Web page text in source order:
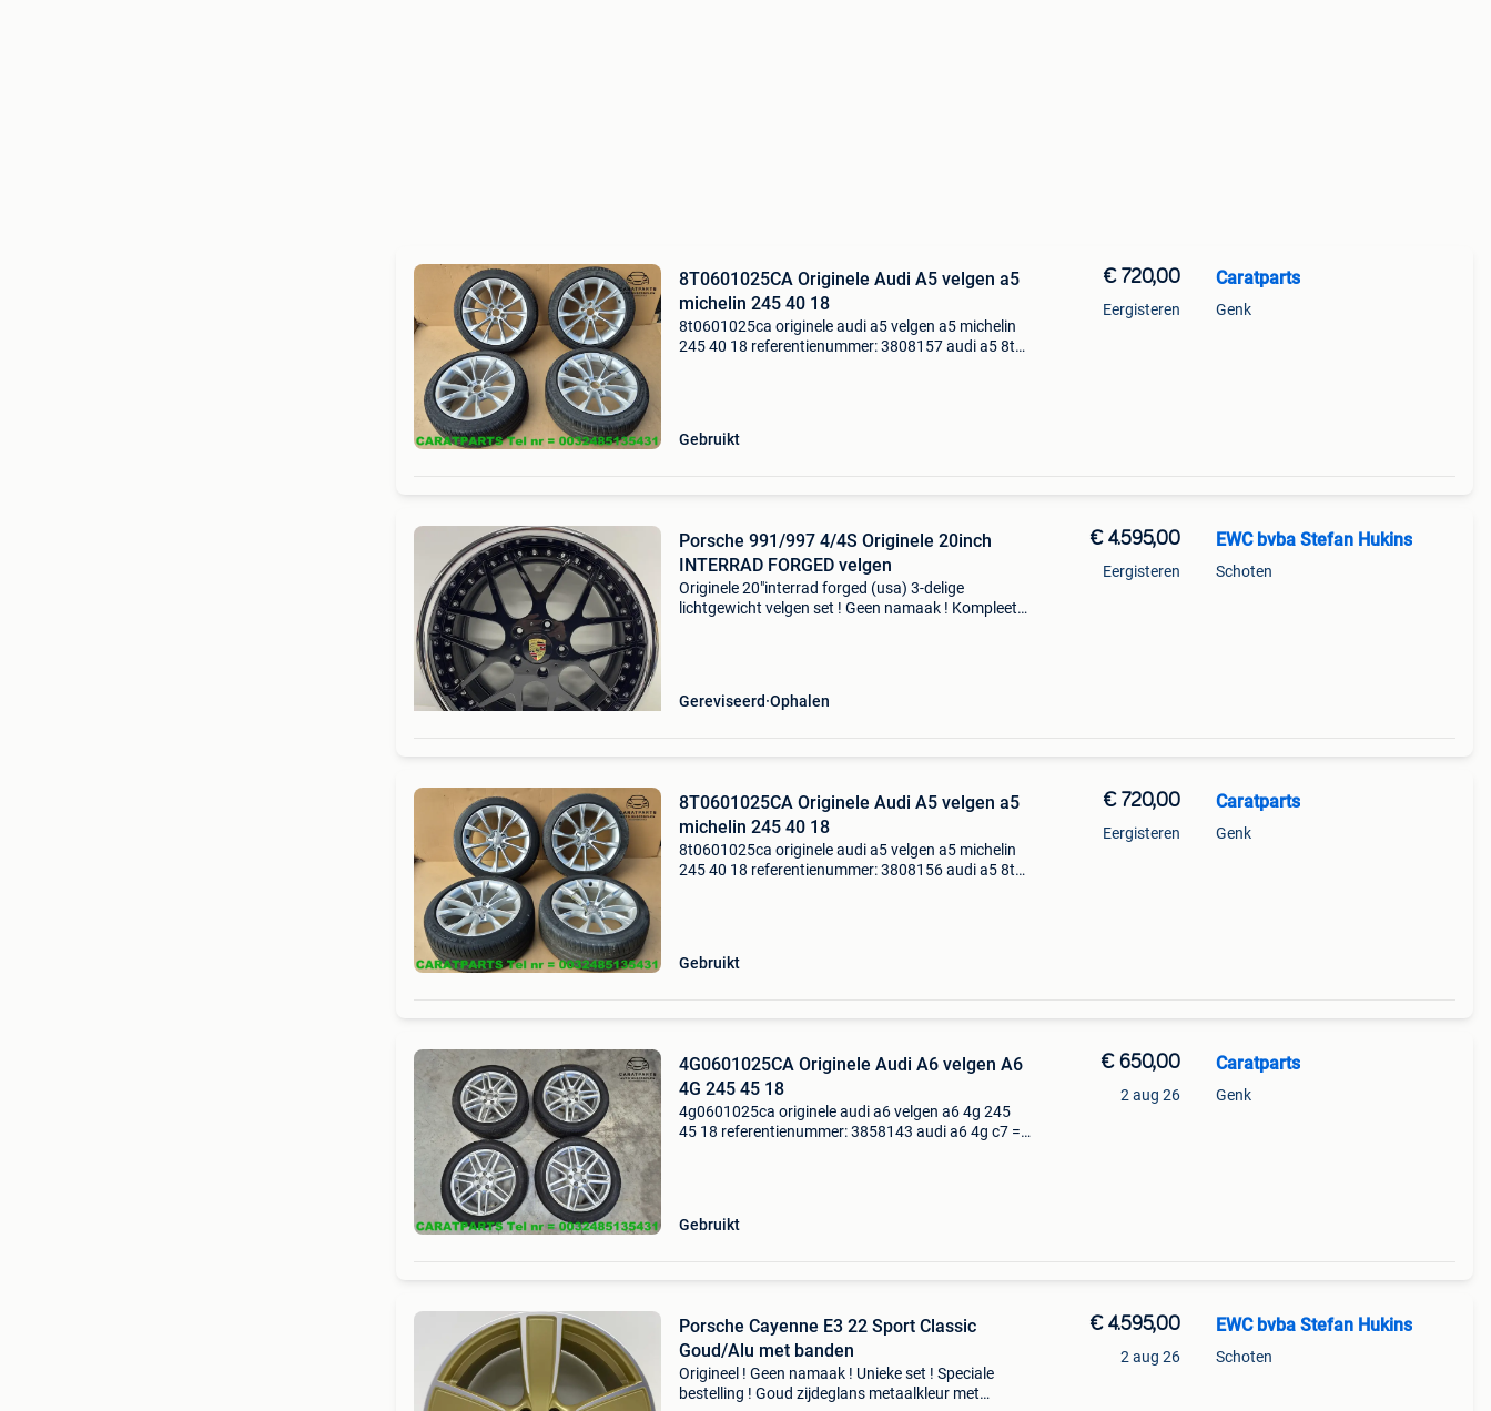
8T0601025CA Originele Audi A5 velgen a5
michelin 245 40 18
8t0601025ca originele audi a5 velgen a5 michelin
245 40 18 referentienummer: 3808157 audi a5 8t
Gebruikt
€ 720,00
Eergisteren
Caratparts
Genk
Porsche 991/997 4/4S Originele 20inch
INTERRAD FORGED velgen
Originele 20"interrad forged (usa) 3-delige
lichtgewicht velgen set ! Geen namaak ! Kompleet
Gereviseerd Ophalen
€ 4.595,00
Eergisteren
EWC bvba Stefan Hukins
Schoten
8T0601025CA Originele Audi A5 velgen a5
michelin 245 40 18
8t0601025ca originele audi a5 velgen a5 michelin
245 40 18 referentienummer: 3808156 audi a5 8t
Gebruikt
€ 720,00
Eergisteren
Caratparts
Genk
4G0601025CA Originele Audi A6 velgen A6
4G 245 45 18
4g0601025ca originele audi a6 velgen a6 4g 245
45 18 referentienummer: 3858143 audi a6 4g c7 =
Gebruikt
€ 650,00
2 aug 26
Caratparts
Genk
Porsche Cayenne E3 22 Sport Classic
Goud/Alu met banden
Origineel ! Geen namaak ! Unieke set ! Speciale
bestelling ! Goud zijdeglans metaalkleur met
€ 4.595,00
2 aug 26
EWC bvba Stefan Hukins
Schoten